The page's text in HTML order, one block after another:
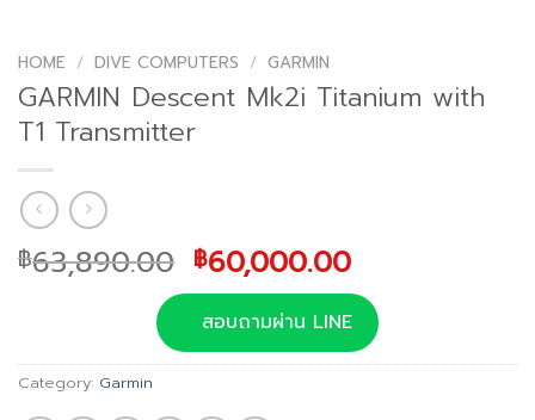
HOME / DIVE COMPUTERS / GARMIN
GARMIN Descent Mk2i Titanium with
T1 Transmitter
฿63,890.00 Original
price
was:
฿63,890.00.
฿60,000.00Current
price
is:
฿60,000.00.
สอบถามผ่าน LINE
Category: Garmin